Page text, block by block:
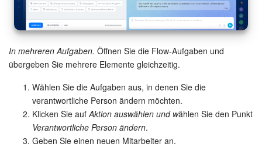
Anwendungen
Wissensbasis
Telefonie
Einstellungen
In mehreren Aufgaben. Öffnen Sie die Flow-Aufgaben und
übergeben Sie mehrere Elemente gleichzeitig.
Wählen Sie die Aufgaben aus, in denen Sie die
verantwortliche Person ändern möchten.
Klicken Sie auf Aktion auswählen und wählen Sie den Punkt
Verantwortliche Person ändern.
Geben Sie einen neuen Mitarbeiter an.